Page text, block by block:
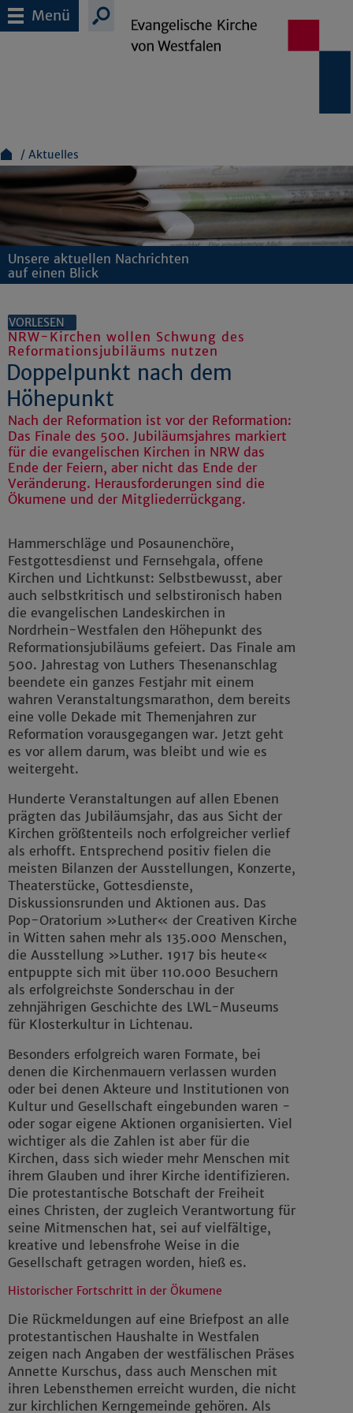
Menü
Aktuelles
Unsere aktuellen Nachrichten
auf einen Blick
VORLESEN
NRW-Kirchen wollen Schwung des
Reformationsjubiläums nutzen
Doppelpunkt nach dem
Höhepunkt
Nach der Reformation ist vor der Reformation:
Das Finale des 500. Jubiläumsjahres markiert
für die evangelischen Kirchen in NRW das
Ende der Feiern, aber nicht das Ende der
Veränderung. Herausforderungen sind die
Ökumene und der Mitgliederrückgang.
Hammerschläge und Posaunenchöre,
Festgottesdienst und Fernsehgala, offene
Kirchen und Lichtkunst: Selbstbewusst, aber
auch selbstkritisch und selbstironisch haben
die evangelischen Landeskirchen in
Nordrhein-Westfalen den Höhepunkt des
Reformationsjubiläums gefeiert. Das Finale am
500. Jahrestag von Luthers Thesenanschlag
beendete ein ganzes Festjahr mit einem
wahren Veranstaltungsmarathon, dem bereits
eine volle Dekade mit Themenjahren zur
Reformation vorausgegangen war. Jetzt geht
es vor allem darum, was bleibt und wie es
weitergeht.
Hunderte Veranstaltungen auf allen Ebenen
prägten das Jubiläumsjahr, das aus Sicht der
Kirchen größtenteils noch erfolgreicher verlief
als erhofft. Entsprechend positiv fielen die
meisten Bilanzen der Ausstellungen, Konzerte,
Theaterstücke, Gottesdienste,
Diskussionsrunden und Aktionen aus. Das
Pop-Oratorium »Luther« der Creativen Kirche
in Witten sahen mehr als 135.000 Menschen,
die Ausstellung »Luther. 1917 bis heute«
entpuppte sich mit über 110.000 Besuchern
als erfolgreichste Sonderschau in der
zehnjährigen Geschichte des LWL-Museums
für Klosterkultur in Lichtenau.
Besonders erfolgreich waren Formate, bei
denen die Kirchenmauern verlassen wurden
oder bei denen Akteure und Institutionen von
Kultur und Gesellschaft eingebunden waren -
oder sogar eigene Aktionen organisierten. Viel
wichtiger als die Zahlen ist aber für die
Kirchen, dass sich wieder mehr Menschen mit
ihrem Glauben und ihrer Kirche identifizieren.
Die protestantische Botschaft der Freiheit
eines Christen, der zugleich Verantwortung für
seine Mitmenschen hat, sei auf vielfältige,
kreative und lebensfrohe Weise in die
Gesellschaft getragen worden, hieß es.
Historischer Fortschritt in der Ökumene
Die Rückmeldungen auf eine Briefpost an alle
protestantischen Haushalte in Westfalen
zeigen nach Angaben der westfälischen Präses
Annette Kurschus, dass auch Menschen mit
ihren Lebensthemen erreicht wurden, die nicht
zur kirchlichen Kerngemeinde gehören. Als